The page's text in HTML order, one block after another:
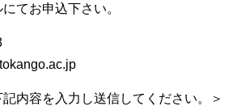
てお申込下さい。
内容を入力し送信してください。＞